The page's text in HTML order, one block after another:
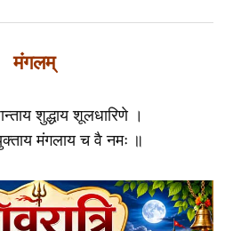
मंगलम्
शुद्धाय शूलधारिणे ।
मंगलाय च वै नमः ॥